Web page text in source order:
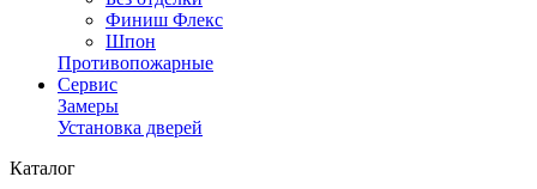
Финиш Флекс
Шпон
Противопожарные
Сервис
Замеры
Установка дверей
Каталог